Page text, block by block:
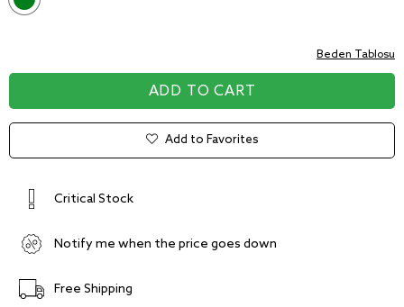
Beden Tablosu
Add to Favorites
Critical Stock
Notify me when the price goes down
Free Shipping